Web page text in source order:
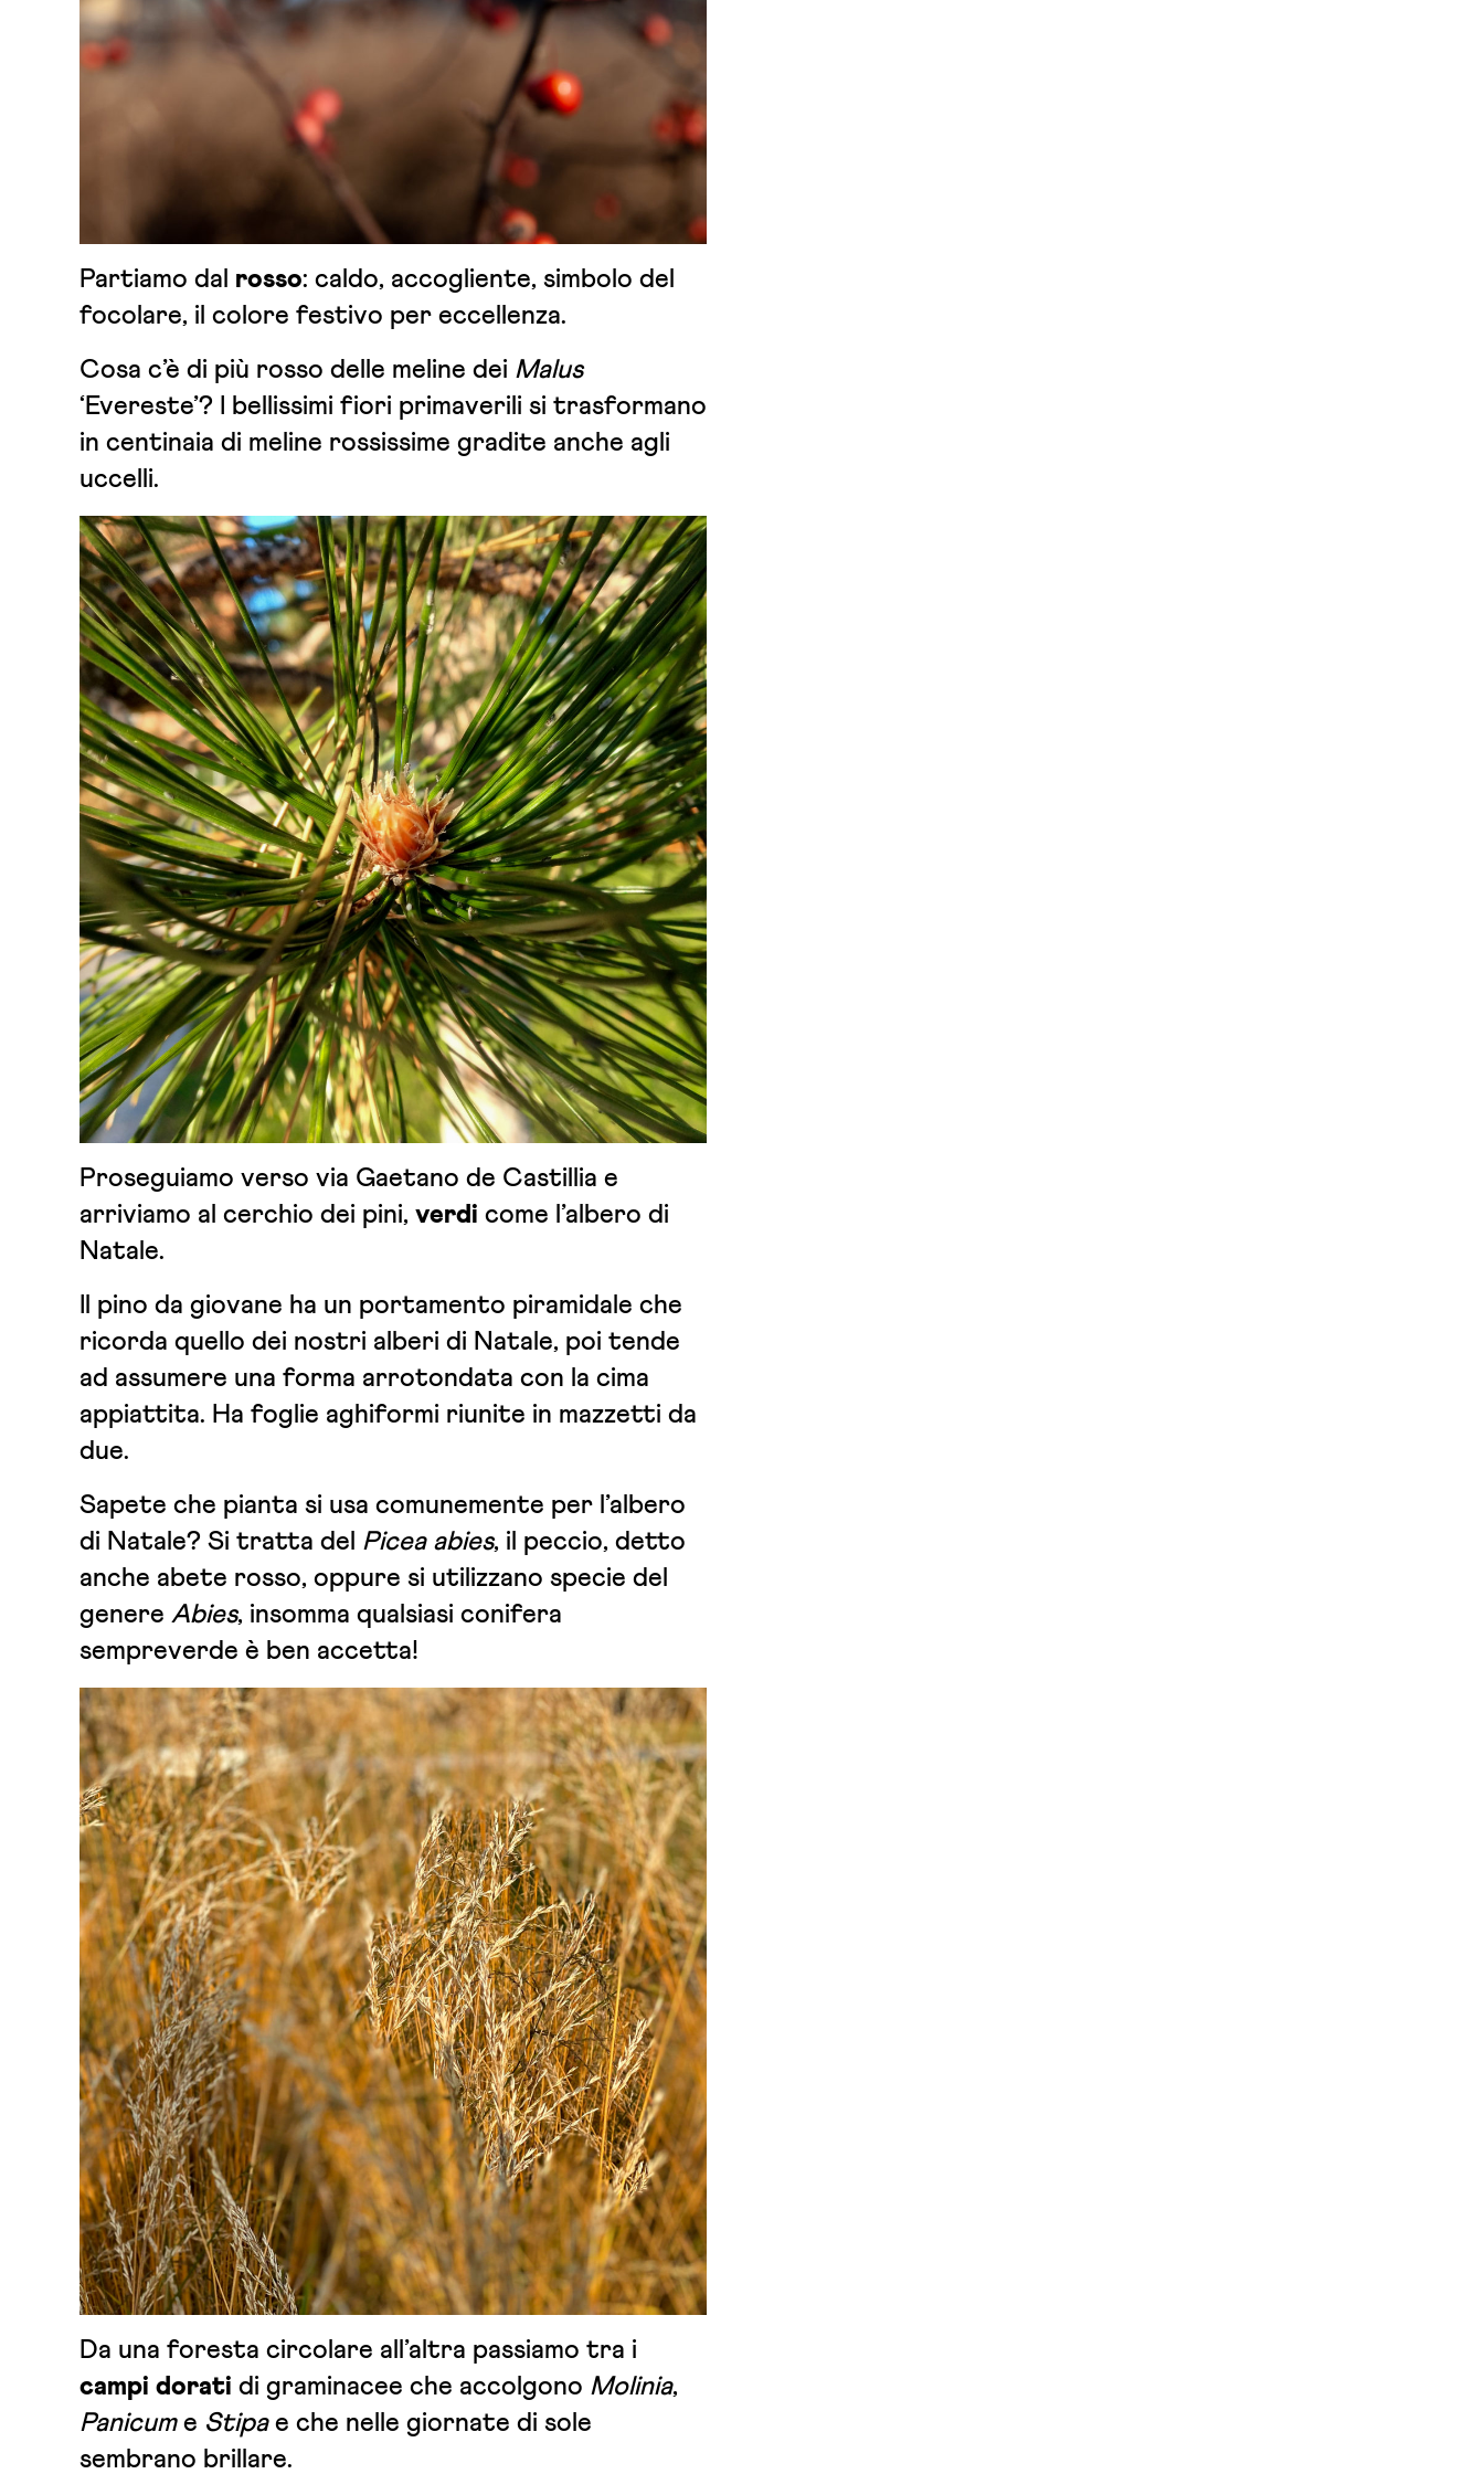
Partiamo dal rosso: caldo, accogliente, simbolo del
focolare, il colore festivo per eccellenza.
Cosa c’è di più rosso delle meline dei Malus
‘Evereste’? I bellissimi fiori primaverili si trasformano
in centinaia di meline rossissime gradite anche agli
uccelli.
Proseguiamo verso via Gaetano de Castillia e
arriviamo al cerchio dei pini, verdi come l’albero di
Natale.
Il pino da giovane ha un portamento piramidale che
ricorda quello dei nostri alberi di Natale, poi tende
ad assumere una forma arrotondata con la cima
appiattita. Ha foglie aghiformi riunite in mazzetti da
due.
Sapete che pianta si usa comunemente per l’albero
di Natale? Si tratta del Picea abies, il peccio, detto
anche abete rosso, oppure si utilizzano specie del
genere Abies, insomma qualsiasi conifera
sempreverde è ben accetta!
Da una foresta circolare all’altra passiamo tra i
campi dorati di graminacee che accolgono Molinia,
Panicum e Stipa e che nelle giornate di sole
sembrano brillare.